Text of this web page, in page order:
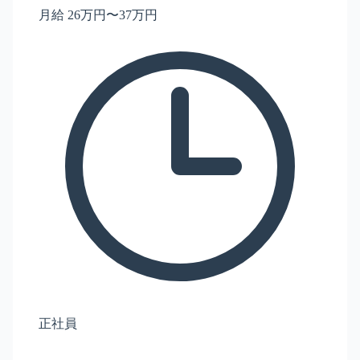
月給 26万円〜37万円
正社員